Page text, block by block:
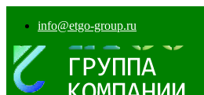
info@etgo-group.ru